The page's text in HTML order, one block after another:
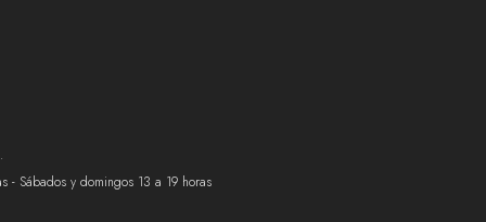
- Sábados y domingos 13 a 19 horas